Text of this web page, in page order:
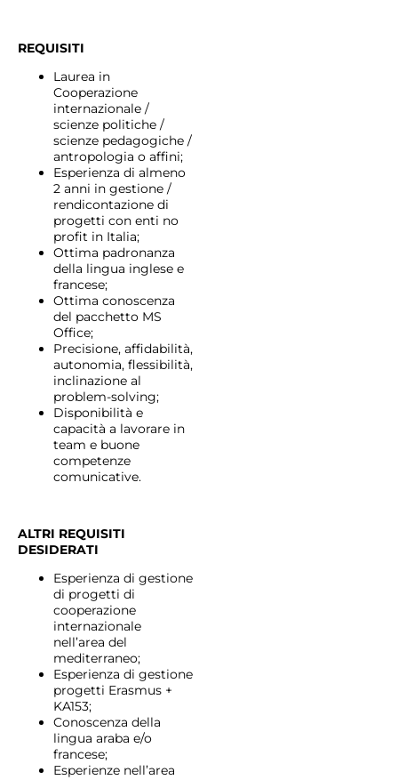
REQUISITI
Laurea in
Cooperazione
internazionale /
scienze politiche /
scienze pedagogiche /
antropologia o affini;
Esperienza di almeno
2 anni in gestione /
rendicontazione di
progetti con enti no
profit in Italia;
Ottima padronanza
della lingua inglese e
francese;
Ottima conoscenza
del pacchetto MS
Office;
Precisione, affidabilità,
autonomia, flessibilità,
inclinazione al
problem-solving;
Disponibilità e
capacità a lavorare in
team e buone
competenze
comunicative.
ALTRI REQUISITI
DESIDERATI
Esperienza di gestione
di progetti di
cooperazione
internazionale
nell’area del
mediterraneo;
Esperienza di gestione
progetti Erasmus +
KA153;
Conoscenza della
lingua araba e/o
francese;
Esperienze nell’area